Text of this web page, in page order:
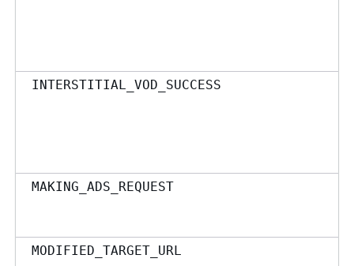
INTERSTITIAL_VOD_SUCCESS
MAKING_ADS_REQUEST
MODIFIED_TARGET_URL